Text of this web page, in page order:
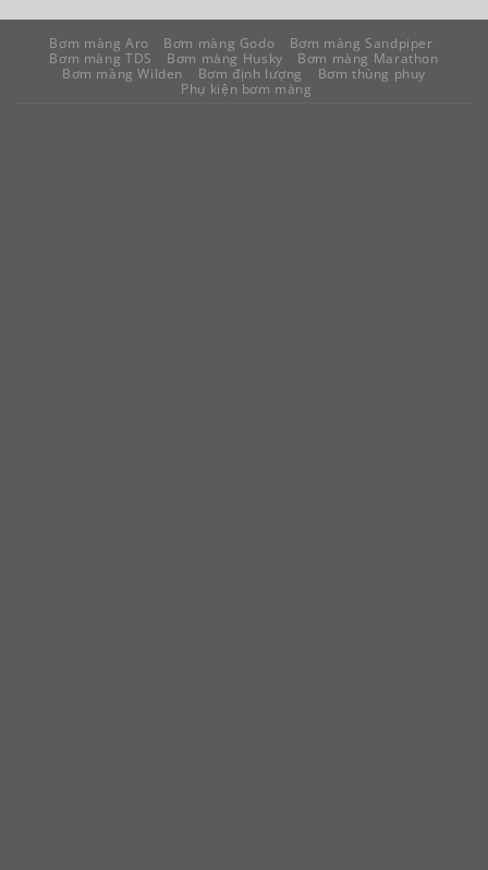
Bơm màng Aro Bơm màng Godo
Bơm màng Sandpiper
Bơm màng TDS
Bơm màng Husky
Bơm màng Marathon
Bơm màng Wilden
Bơm định lượng
Bơm thùng phuy
Phụ kiện bơm màng